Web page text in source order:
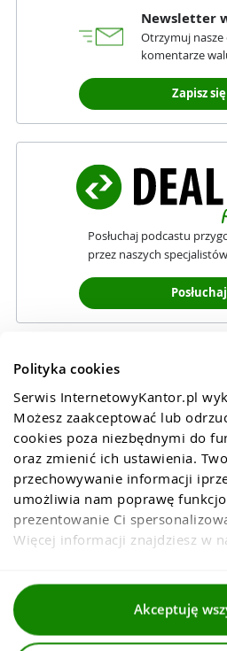
Polityka cookies
Serwis InternetowyKantor.pl
Możesz zaakceptować lub
cookies poza niezbędnymi do
oraz zmienić ich ustawienia.
przechowywanie informacji
umożliwia nam poprawę
prezentowanie Ci
Więcej informacji znajdziesz w
Akceptuję
Newsletter
Otrzymuj nasze
komentarze
Zapisz się
Posłuchaj podcastu
przez naszych
Posłuchaj